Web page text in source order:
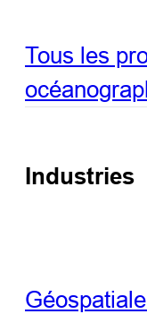
Tous les
Industries
Géospatiale